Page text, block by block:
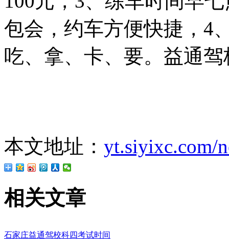
包会，约车方便快捷，4
吃、拿、卡、要。益通驾
本文地址： yt.siyixc.com/
相关文章
石家庄益通驾校科四考试时间